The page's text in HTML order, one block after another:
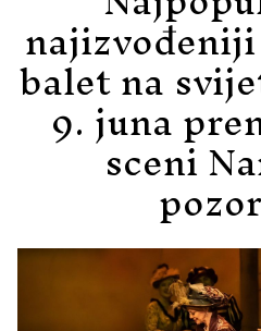
balet na
9. juna
sceni